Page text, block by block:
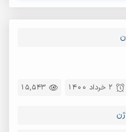
15,543 2 خرداد 1400